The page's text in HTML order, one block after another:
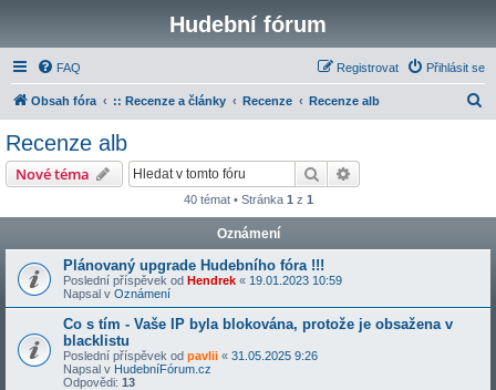
Hudební fórum
FAQ Přihlásit se
Registrovat
Obsah fóra :: Recenze a články Recenze Recenze alb
Recenze alb
Nové téma Hledat
40 témat • Stránka 1 z 1
Oznámení
Plánovaný upgrade Hudebního fóra !!!
Poslední příspěvek od Hendrek « 19.01.2023 10:59
Napsal v Oznámení
Co s tím - Vaše IP byla blokována, protože je obsažena v
blacklistu
Poslední příspěvek od pavlii « 31.05.2025 9:26
Napsal v HudebníFórum.cz
Odpovědi: 13